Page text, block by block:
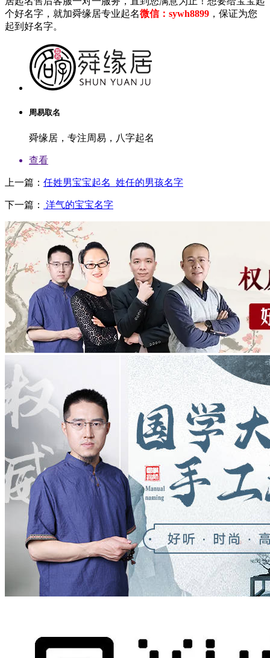
个好名字，就加舜缘居专业起名微信：sywh8899 ，保证为您
起到好名字。
周易取名
舜缘居，专注周易，八字起名
查看
上一篇： 任姓男宝宝起名_姓任的男孩名字
下一篇： 洋气的宝宝名字